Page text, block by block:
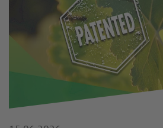
Versuchsbedingungen eine